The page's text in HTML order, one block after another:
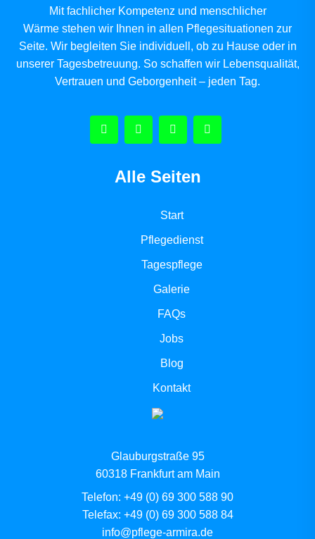
Mit fachlicher Kompetenz und menschlicher
Wärme stehen wir Ihnen in allen Pflegesituationen zur
Seite. Wir begleiten Sie individuell, ob zu Hause oder in
unserer Tagesbetreuung. So schaffen wir Lebensqualität,
Vertrauen und Geborgenheit – jeden Tag.
Alle Seiten
Start
Pflegedienst
Tagespflege
Galerie
FAQs
Jobs
Blog
Kontakt
Glauburgstraße 95
60318 Frankfurt am Main
Telefon: +49 (0) 69 300 588 90
Telefax: +49 (0) 69 300 588 84
info@pflege-armira.de